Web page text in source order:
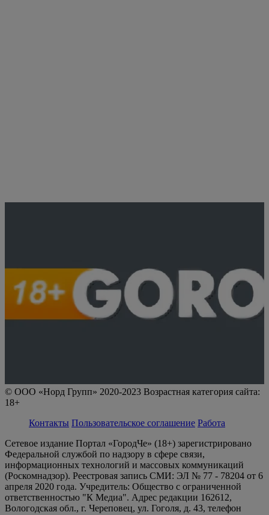
© ООО «Норд Групп» 2020-2023 Возрастная категория сайта:
18+
Контакты Пользовательское соглашение Работа
Сетевое издание Портал «ГородЧе» (18+) зарегистрировано
Федеральной службой по надзору в сфере связи,
информационных технологий и массовых коммуникаций
(Роскомнадзор). Реестровая запись СМИ: ЭЛ № 77 - 78204 от 6
апреля 2020 года. Учредитель: Общество с ограниченной
ответственностью "К Медиа". Адрес редакции 162612,
Вологодская обл., г. Череповец, ул. Гоголя, д. 43, телефон